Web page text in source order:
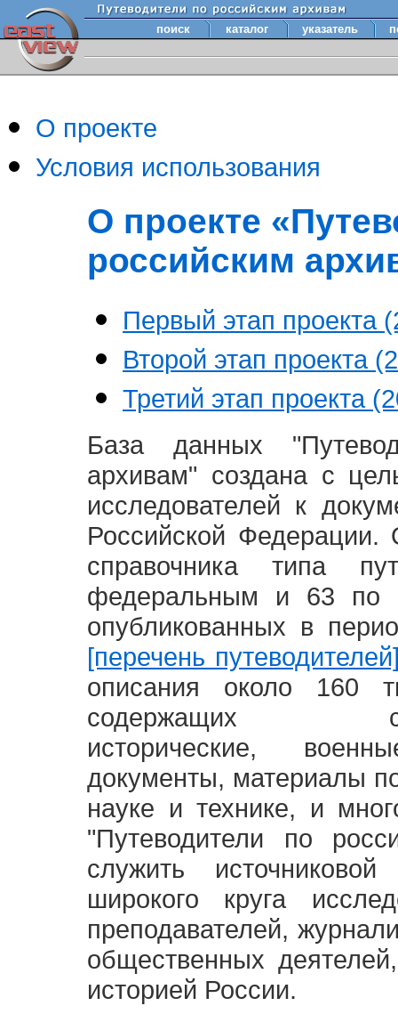
поиск каталог указатель
О проекте
Условия использования
О проекте
российским
Первый этап проекта
Второй этап проекта
Третий этап проекта
База данных
архивам" создана с
исследователей к
Российской
справочника типа
федеральным и 63 по
опубликованных в
[перечень
описания около 160
содержащих
исторические,
документы, материалы
науке и технике, и
"Путеводители по
служить
широкого круга
преподавателей,
общественных
историей России.